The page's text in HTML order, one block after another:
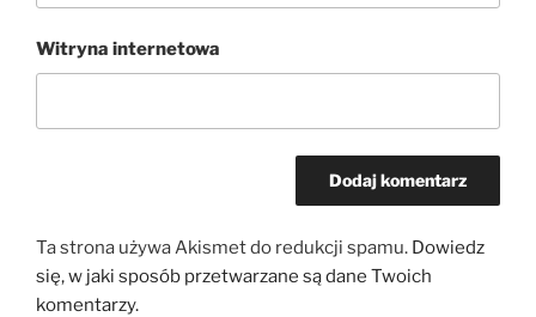
Witryna internetowa
Ta strona używa Akismet do redukcji spamu. Dowiedz
się, w jaki sposób przetwarzane są dane Twoich
komentarzy.